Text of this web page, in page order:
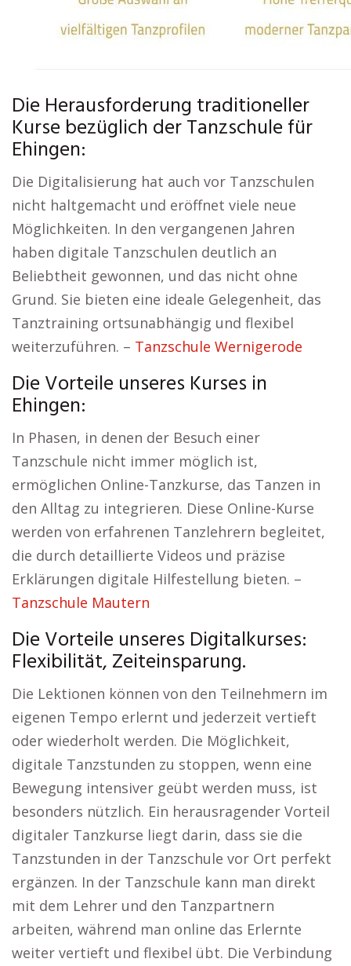
Die Herausforderung traditioneller
Kurse bezüglich der Tanzschule für
Ehingen:
Die Digitalisierung hat auch vor Tanzschulen
nicht haltgemacht und eröffnet viele neue
Möglichkeiten. In den vergangenen Jahren
haben digitale Tanzschulen deutlich an
Beliebtheit gewonnen, und das nicht ohne
Grund. Sie bieten eine ideale Gelegenheit, das
Tanztraining ortsunabhängig und flexibel
weiterzuführen. – Tanzschule Wernigerode
Die Vorteile unseres Kurses in
Ehingen:
In Phasen, in denen der Besuch einer
Tanzschule nicht immer möglich ist,
ermöglichen Online-Tanzkurse, das Tanzen in
den Alltag zu integrieren. Diese Online-Kurse
werden von erfahrenen Tanzlehrern begleitet,
die durch detaillierte Videos und präzise
Erklärungen digitale Hilfestellung bieten. –
Tanzschule Mautern
Die Vorteile unseres Digitalkurses:
Flexibilität, Zeiteinsparung.
Die Lektionen können von den Teilnehmern im
eigenen Tempo erlernt und jederzeit vertieft
oder wiederholt werden. Die Möglichkeit,
digitale Tanzstunden zu stoppen, wenn eine
Bewegung intensiver geübt werden muss, ist
besonders nützlich. Ein herausragender Vorteil
digitaler Tanzkurse liegt darin, dass sie die
Tanzstunden in der Tanzschule vor Ort perfekt
ergänzen. In der Tanzschule kann man direkt
mit dem Lehrer und den Tanzpartnern
arbeiten, während man online das Erlernte
weiter vertieft und flexibel übt. Die Verbindung